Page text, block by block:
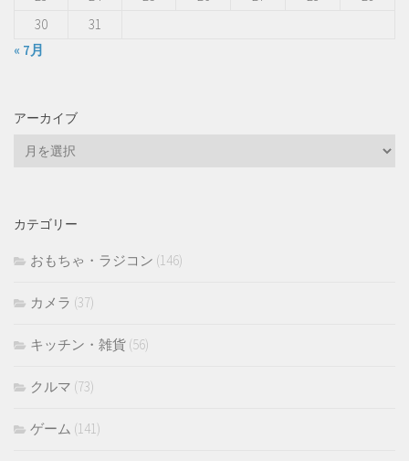
30
31
« 7月
アーカイブ
ブ
カテゴリー
おもちゃ・ラジコン (146)
カメラ (37)
キッチン・雑貨 (56)
クルマ (73)
ゲーム (141)